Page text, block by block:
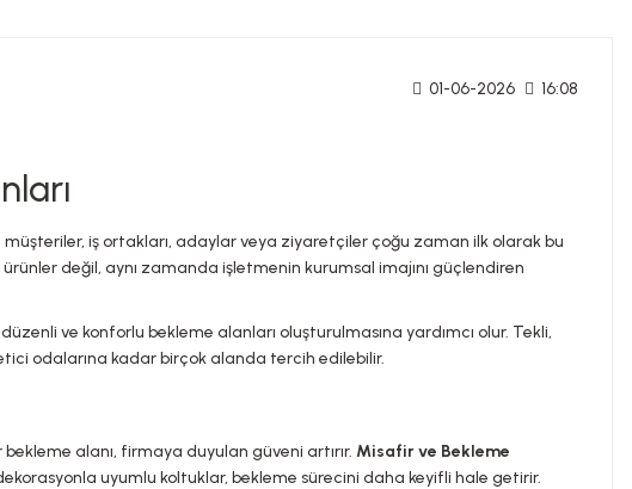
01-06-2026 16:08
iş ortakları, adaylar veya ziyaretçiler çoğu zaman ilk olarak bu
değil, aynı zamanda işletmenin kurumsal imajını güçlendiren
ve konforlu bekleme alanları oluşturulmasına yardımcı olur. Tekli,
odalarına kadar birçok alanda tercih edilebilir.
alanı, firmaya duyulan güveni artırır. Misafir ve Bekleme
uyumlu koltuklar, bekleme sürecini daha keyifli hale getirir.